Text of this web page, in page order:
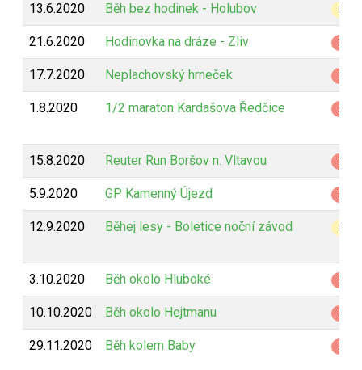
13.6.2020 Běh bez hodinek - Holubov
21.6.2020 Hodinovka na dráze - Zliv Z
17.7.2020 Neplachovský hrneček Z
1.8.2020 1/2 maraton Kardašova Ředčice Z
15.8.2020 Reuter Run Boršov n. Vltavou Z
5.9.2020 GP Kamenný Újezd Z
12.9.2020 Běhej lesy - Boletice noční závod
3.10.2020 Běh okolo Hluboké Z
10.10.2020 Běh okolo Hejtmanu Z
29.11.2020 Běh kolem Baby Z